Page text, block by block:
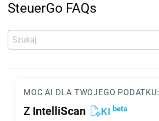
SteuerGo FAQs
MOC AI DLA TWOJEGO PODATKU:
Z IntelliScan KI beta